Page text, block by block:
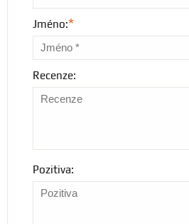
Jméno:*
Recenze:
Pozitiva: